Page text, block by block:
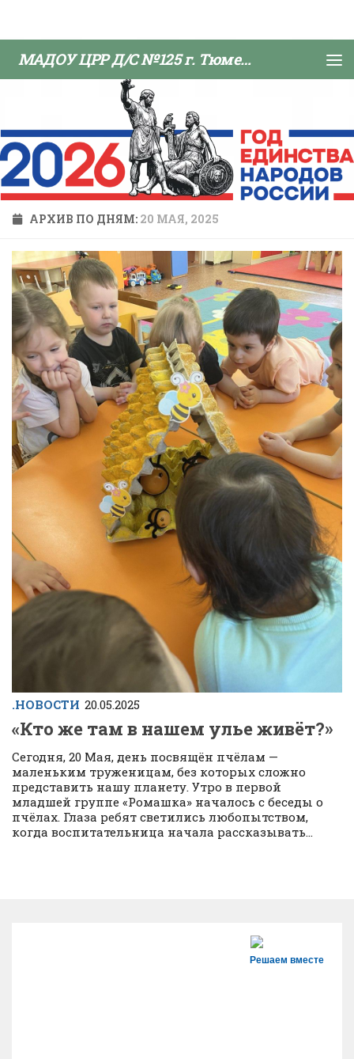
МАДОУ ЦРР Д/С №125 г. Тюмени
АРХИВ ПО ДНЯМ: 20 МАЯ, 2025
.НОВОСТИ 20.05.2025
«Кто же там в нашем улье живёт?»
Сегодня, 20 Мая, день посвящён пчёлам —
маленьким труженицам, без которых сложно
представить нашу планету. Утро в первой
младшей группе «Ромашка» началось с беседы о
пчёлах. Глаза ребят светились любопытством,
когда воспитательница начала рассказывать...
Решаем вместе